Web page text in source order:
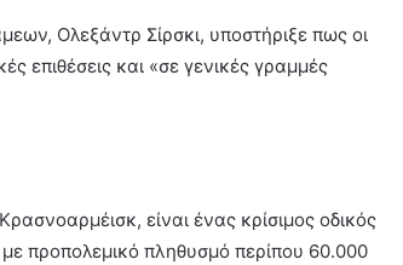
Ολεξάντρ Σίρσκι, υποστήριξε πως οι
επιθέσεις και «σε γενικές γραμμές
είναι ένας κρίσιμος οδικός
προπολεμικό πληθυσμό περίπου 60.000